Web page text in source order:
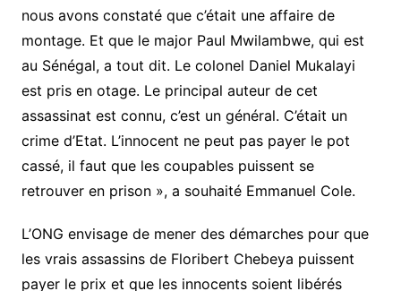
nous avons constaté que c’était une affaire de
montage. Et que le major Paul Mwilambwe, qui est
au Sénégal, a tout dit. Le colonel Daniel Mukalayi
est pris en otage. Le principal auteur de cet
assassinat est connu, c’est un général. C’était un
crime d’Etat. L’innocent ne peut pas payer le pot
cassé, il faut que les coupables puissent se
retrouver en prison », a souhaité Emmanuel Cole.
L’ONG envisage de mener des démarches pour que
les vrais assassins de Floribert Chebeya puissent
payer le prix et que les innocents soient libérés